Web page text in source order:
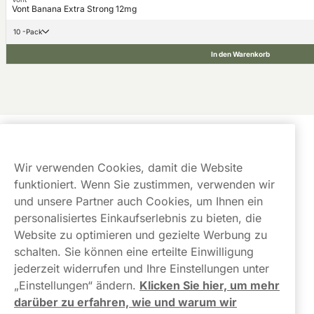
Vont Banana Extra Strong 12mg
10 -Pack
In den Warenkorb
Links
Über uns
Wir verwenden Cookies, damit die Website
funktioniert. Wenn Sie zustimmen, verwenden wir
und unsere Partner auch Cookies, um Ihnen ein
personalisiertes Einkaufserlebnis zu bieten, die
Website zu optimieren und gezielte Werbung zu
schalten. Sie können eine erteilte Einwilligung
jederzeit widerrufen und Ihre Einstellungen unter
„Einstellungen“ ändern. Klicken Sie hier, um mehr
darüber zu erfahren, wie und warum wir